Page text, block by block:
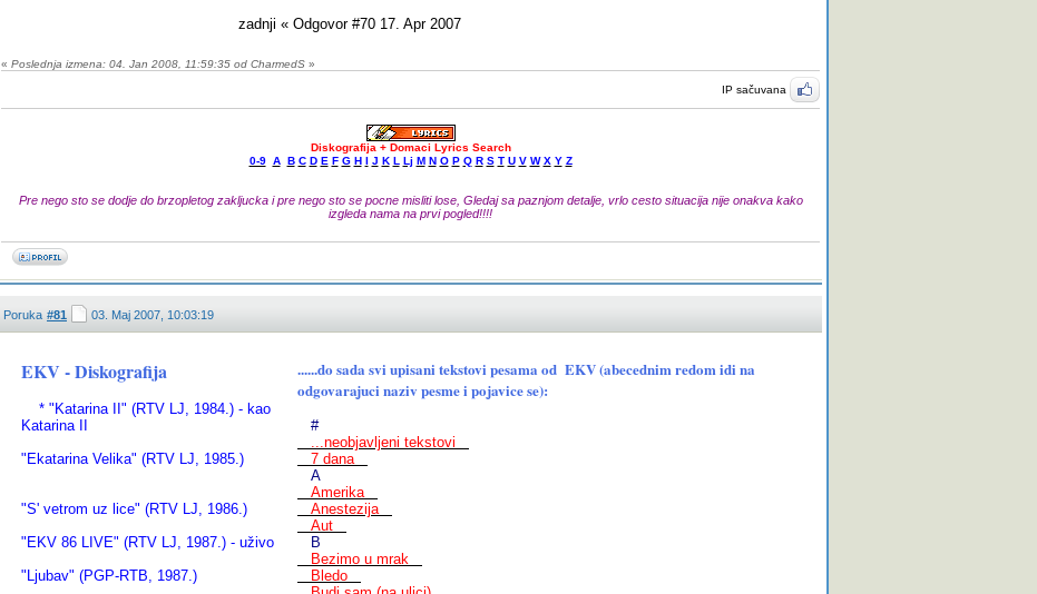
zadnji « Odgovor #70 17. Apr 2007
« Poslednja izmena: 04. Jan 2008, 11:59:35 od CharmedS »
IP sačuvana
Diskografija + Domaci Lyrics Search
0-9 A B C D E F G H I J K L Lj M N O P Q R S T U V W X Y Z
Pre nego sto se dodje do brzopletog zakljucka i pre nego sto se pocne misliti lose, Gledaj sa paznjom detalje, vrlo cesto situacija nije onakva kako
izgleda nama na prvi pogled!!!!
Poruka #81 03. Maj 2007, 10:03:19
EKV - Diskografija
* "Katarina II" (RTV LJ, 1984.) - kao
Katarina II
"Ekatarina Velika" (RTV LJ, 1985.)
"S' vetrom uz lice" (RTV LJ, 1986.)
"EKV 86 LIVE" (RTV LJ, 1987.) - uživo
"Ljubav" (PGP-RTB, 1987.)
......do sada svi upisani tekstovi pesama od EKV (abecednim redom idi na
odgovarajuci naziv pesme i pojavice se):
#
...neobjavljeni tekstovi
7 dana
A
Amerika
Anestezija
Aut
B
Bezimo u mrak
Bledo